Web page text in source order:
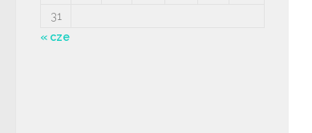
31
« cze